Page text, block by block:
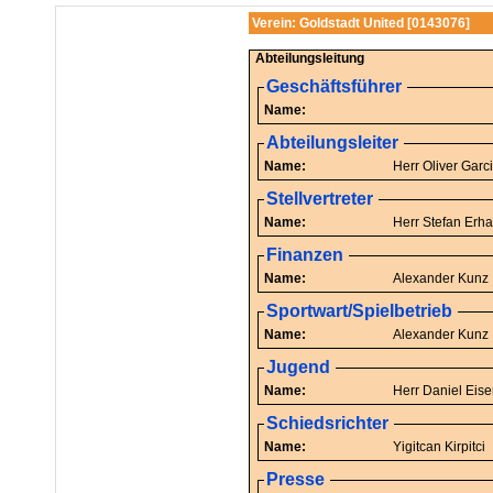
Verein: Goldstadt United [0143076]
Abteilungsleitung
Geschäftsführer
Name:
Abteilungsleiter
Name: Herr Oliver
Stellvertreter
Name: Herr
Finanzen
Name: Alexander Kunz
Sportwart/Spielbetrieb
Name: Alexander Kunz
Jugend
Name: Herr Daniel
Schiedsrichter
Name: Yigitcan Kirpitci
Presse